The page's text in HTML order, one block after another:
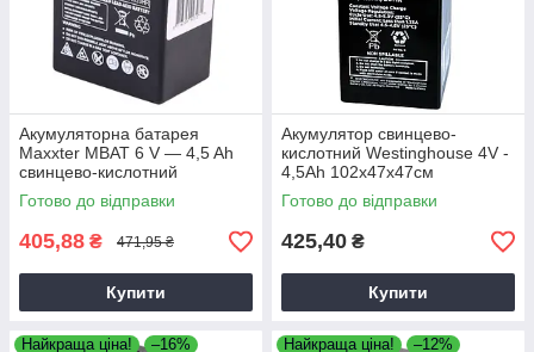
Акумуляторна батарея
Maxxter MBAT 6 V — 4,5 Ah
свинцево-кислотний
(70х47х100)
Готово до відправки
405,88 ₴ 471,95 ₴
Купити
Акумулятор свинцево-
кислотний Westinghouse 4V -
4,5Ah 102x47x47см
Готово до відправки
425,40 ₴
Купити
Найкраща ціна! –16% Найкраща ціна! –12%